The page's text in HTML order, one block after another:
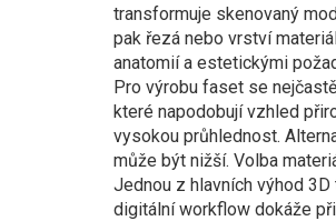
transformuje skenovaný
pak řezá nebo vrství
anatomií a estetickými
Pro výrobu faset se
které napodobují vzhled
vysokou průhlednost.
může být nižší. Volba
Jednou z hlavních výhod
digitální workflow dokáže